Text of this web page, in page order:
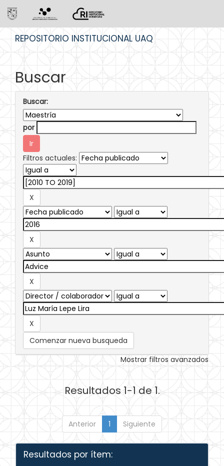
REPOSITORIO INSTITUCIONAL UAQ
Buscar
Buscar:
por
Filtros actuales:
Comenzar nueva busqueda
Mostrar filtros avanzados
Resultados 1-1 de 1.
Anterior 1 Siguiente
Resultados por ítem: